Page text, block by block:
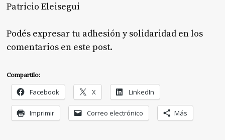
Patricio Eleisegui
Podés expresar tu adhesión y solidaridad en los
comentarios en este post.
Compartilo:
Facebook X LinkedIn
Imprimir Correo electrónico Más